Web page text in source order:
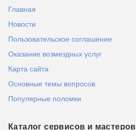
Главная
Новости
Пользовательское соглашение
Оказание возмездных услуг
Карта сайта
Основные темы вопросов
Популярные поломки
Каталог сервисов и мастеров